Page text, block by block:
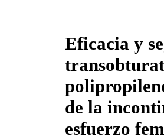
Eficacia y
de la
esfuerzo